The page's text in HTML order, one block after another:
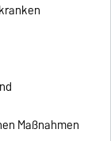
Maßnahmen